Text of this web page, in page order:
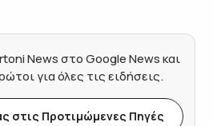
News στο Google News και
για όλες τις ειδήσεις.
στις Προτιμώμενες Πηγές